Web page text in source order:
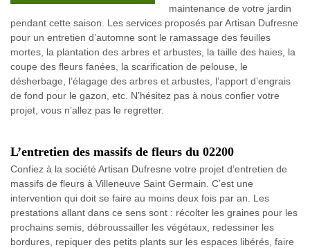
maintenance de votre jardin
pendant cette saison. Les services proposés par Artisan Dufresne
pour un entretien d’automne sont le ramassage des feuilles
mortes, la plantation des arbres et arbustes, la taille des haies, la
coupe des fleurs fanées, la scarification de pelouse, le
désherbage, l’élagage des arbres et arbustes, l’apport d’engrais
de fond pour le gazon, etc. N’hésitez pas à nous confier votre
projet, vous n’allez pas le regretter.
L’entretien des massifs de fleurs du 02200
Confiez à la société Artisan Dufresne votre projet d’entretien de
massifs de fleurs à Villeneuve Saint Germain. C’est une
intervention qui doit se faire au moins deux fois par an. Les
prestations allant dans ce sens sont : récolter les graines pour les
prochains semis, débroussailler les végétaux, redessiner les
bordures, repiquer des petits plants sur les espaces libérés, faire